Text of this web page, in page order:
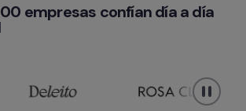
empresas confían día a día